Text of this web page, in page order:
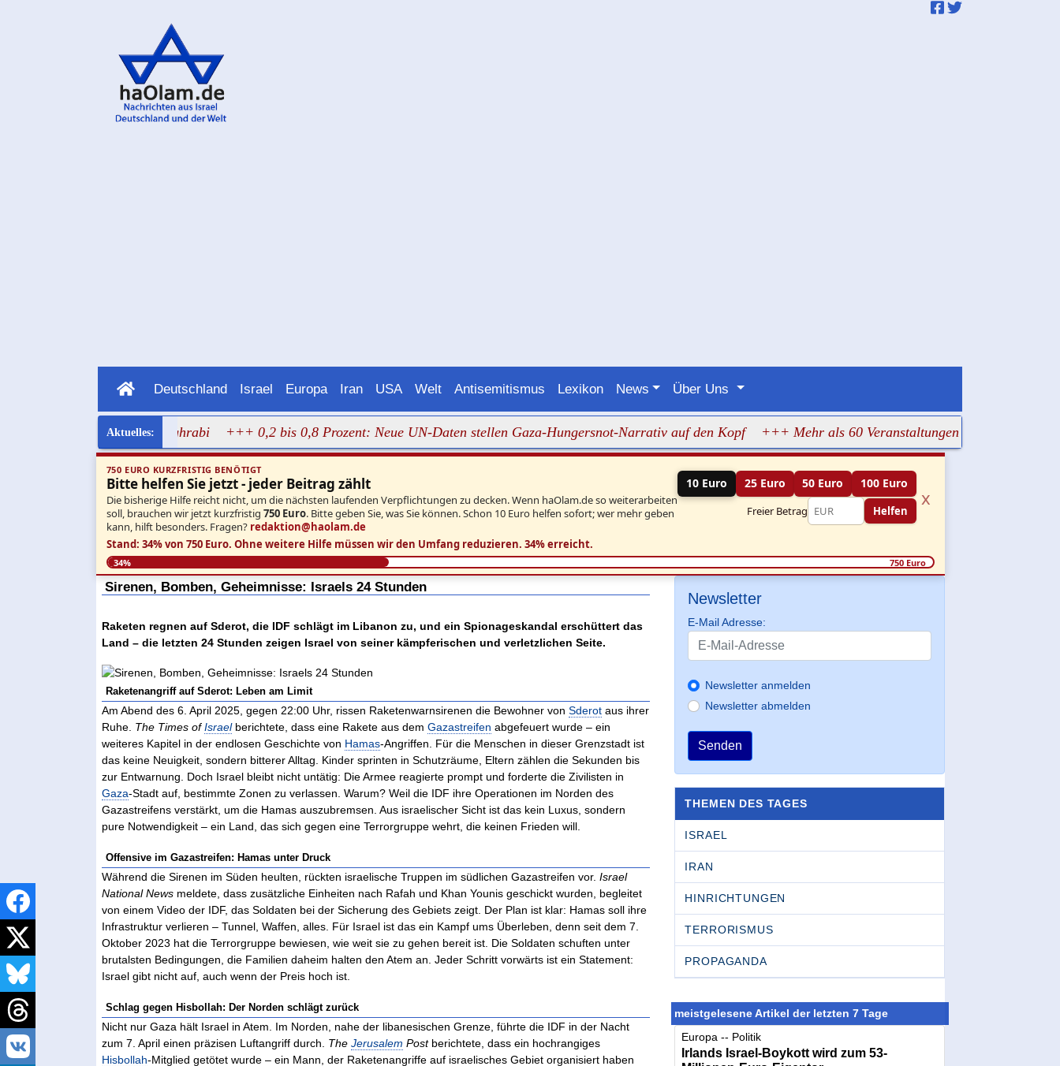
Deutschland Israel Europa Iran USA Welt Antisemitismus Lexikon News Über Uns
Bild von Dalal Mughrabi +++ 0,2 bis 0,8 Prozent: Neue UN-Daten stellen Gaza-Hungersnot-Narrativ auf den Kopf +++ Mehr als 60 Veranstaltungen machen jüdisches
750 EURO KURZFRISTIG BENÖTIGT
Bitte helfen Sie jetzt - jeder Beitrag zählt
Die bisherige Hilfe reicht nicht, um die nächsten laufenden Verpflichtungen zu decken. Wenn haOlam.de so weiterarbeiten
soll, brauchen wir jetzt kurzfristig 750 Euro. Bitte geben Sie, was Sie können. Schon 10 Euro helfen sofort; wer mehr geben
kann, hilft besonders. Fragen? redaktion@haolam.de
10 Euro 25 Euro 50 Euro 100 Euro
Freier Betrag Helfen
x
Stand: 34% von 750 Euro. Ohne weitere Hilfe müssen wir den Umfang reduzieren. 34% erreicht.
34% 750 Euro
Sirenen, Bomben, Geheimnisse: Israels 24 Stunden
Raketen regnen auf Sderot, die IDF schlägt im Libanon zu, und ein Spionageskandal erschüttert das
Land – die letzten 24 Stunden zeigen Israel von seiner kämpferischen und verletzlichen Seite.
Raketenangriff auf Sderot: Leben am Limit
Am Abend des 6. April 2025, gegen 22:00 Uhr, rissen Raketenwarnsirenen die Bewohner vonSderot aus ihrer
Ruhe. The Times ofIsraelberichtete, dass eine Rakete aus demGazastreifen abgefeuert wurde – ein
weiteres Kapitel in der endlosen Geschichte von Hamas-Angriffen. Für die Menschen in dieser Grenzstadt ist
das keine Neuigkeit, sondern bitterer Alltag. Kinder sprinten in Schutzräume, Eltern zählen die Sekunden bis
zur Entwarnung. Doch Israel bleibt nicht untätig: Die Armee reagierte prompt und forderte die Zivilisten in
Gaza-Stadt auf, bestimmte Zonen zu verlassen. Warum? Weil die IDF ihre Operationen im Norden des
Gazastreifens verstärkt, um die Hamas auszubremsen. Aus israelischer Sicht ist das kein Luxus, sondern
pure Notwendigkeit – ein Land, das sich gegen eine Terrorgruppe wehrt, die keinen Frieden will.
Offensive im Gazastreifen: Hamas unter Druck
Während die Sirenen im Süden heulten, rückten israelische Truppen im südlichen Gazastreifen vor.Israel
National News meldete, dass zusätzliche Einheiten nach Rafah und Khan Younis geschickt wurden, begleitet
von einem Video der IDF, das Soldaten bei der Sicherung des Gebiets zeigt. Der Plan ist klar: Hamas soll ihre
Infrastruktur verlieren – Tunnel, Waffen, alles. Für Israel ist das ein Kampf ums Überleben, denn seit dem 7.
Oktober 2023 hat die Terrorgruppe bewiesen, wie weit sie zu gehen bereit ist. Die Soldaten schuften unter
brutalsten Bedingungen, die Familien daheim halten den Atem an. Jeder Schritt vorwärts ist ein Statement:
Israel gibt nicht auf, auch wenn der Preis hoch ist.
Schlag gegen Hisbollah: Der Norden schlägt zurück
Nicht nur Gaza hält Israel in Atem. Im Norden, nahe der libanesischen Grenze, führte die IDF in der Nacht
zum 7. April einen präzisen Luftangriff durch. TheJerusalem Postberichtete, dass ein hochrangiges
Hisbollah-Mitglied getötet wurde – ein Mann, der Raketenangriffe auf israelisches Gebiet organisiert haben
Newsletter
E-Mail Adresse:
Newsletter anmelden
Newsletter abmelden
Senden
THEMEN DES TAGES
ISRAEL
IRAN
HINRICHTUNGEN
TERRORISMUS
PROPAGANDA
meistgelesene Artikel der letzten 7 Tage
Europa -- Politik
Irlands Israel-Boykott wird zum 53-